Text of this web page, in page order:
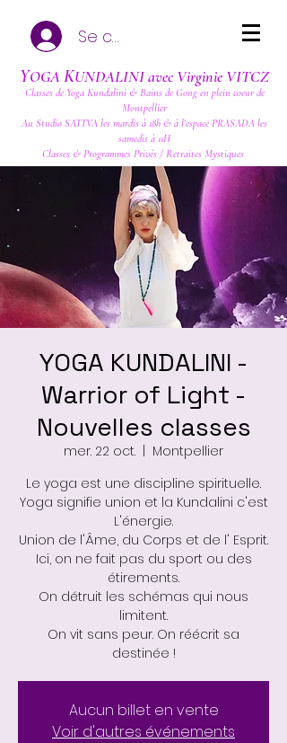
Se connecter
YOGA KUNDALINI avec Virginie VITCZ
Classes de Yoga Kundalini & Bains de Gong en plein coeur de
Montpellier
Au Studio SATTVA les mardis à 18h & à l'espace PRASADA les
samedis à 11H
Classes & Programmes Privés / Retraites Mystiques
YOGA KUNDALINI -
Warrior of Light -
Nouvelles classes
mer. 22 oct.
Montpellier
Le yoga est une discipline spirituelle.
Yoga signifie union et la Kundalini c'est
L'énergie.
Union de l'Âme, du Corps et de l' Esprit.
Ici, on ne fait pas du sport ou des
étirements.
On détruit les schémas qui nous
limitent.
On vit sans peur. On réécrit sa
destinée !
Aucun billet en vente
Voir d'autres événements